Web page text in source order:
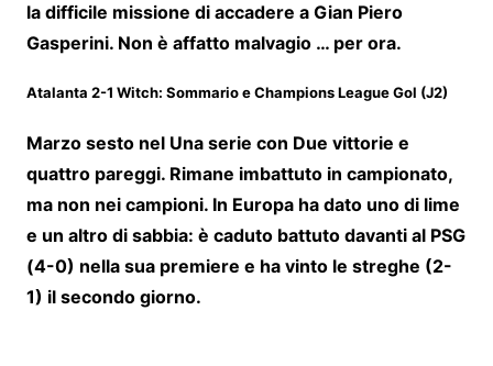
la difficile missione di accadere a Gian Piero
Gasperini. Non è affatto malvagio … per ora.
Atalanta 2-1 Witch: Sommario e Champions League Gol (J2)
Marzo sestonel Una serie con Due vittorie e
quattro pareggi. Rimane imbattuto in campionato,
ma non nei campioni.In Europa ha dato uno di lime
e un altro di sabbia: è caduto battuto davanti al PSG
(4-0) nella sua premiere e ha vinto le streghe (2-
1) il secondo giorno.